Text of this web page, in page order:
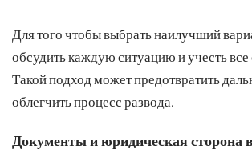
Для того чтобы выбрать наилучший
обсудить каждую ситуацию и учесть все
Такой подход может предотвратить
облегчить процесс развода.
Документы и юридическая сторона